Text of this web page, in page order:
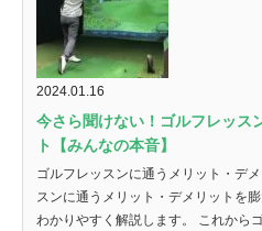
2024.01.16
今さら聞けない！ゴルフレッス
ト【みんなの本音】
ゴルフレッスンに通うメリット・デ
スンに通うメリット・デメリットを
わかりやすく解説します。 これから